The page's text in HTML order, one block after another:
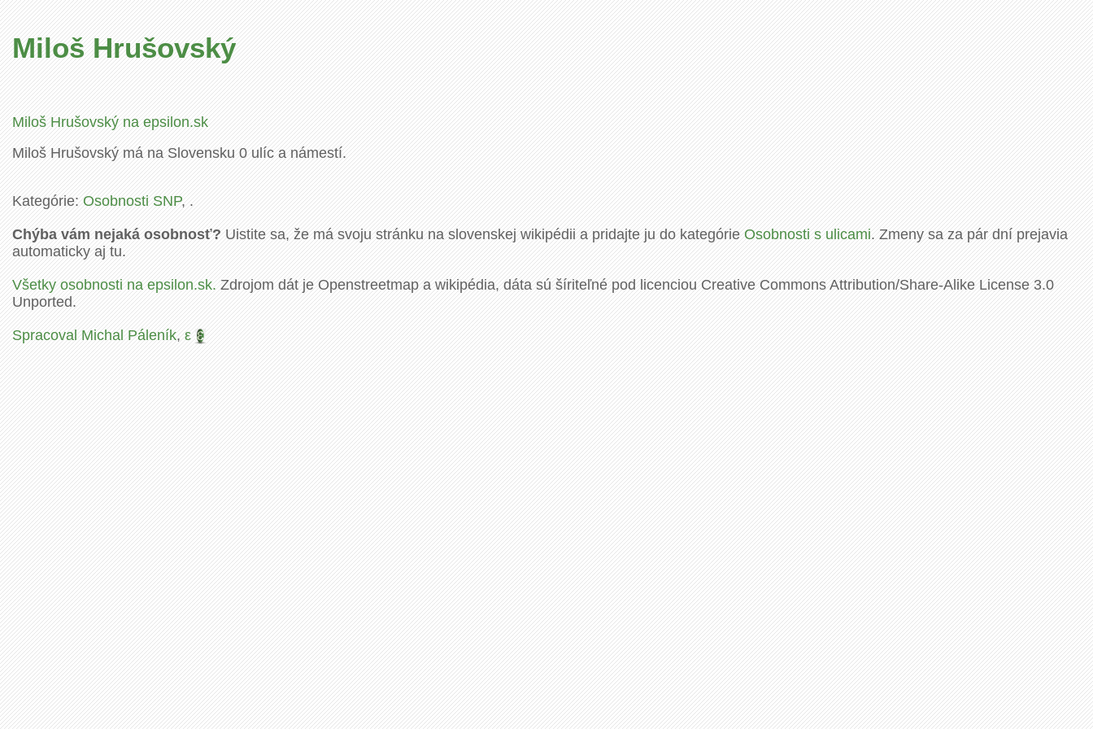
Miloš Hrušovský
Miloš Hrušovský na epsilon.sk
Miloš Hrušovský má na Slovensku 0 ulíc a námestí.
Kategórie:Osobnosti SNP, .
Chýba vám nejaká osobnosť?Uistite sa, že má svoju stránku na slovenskej wikipédii a pridajte ju do kategórieOsobnosti s ulicami. Zmeny sa za pár dní prejavia
automaticky aj tu.
Všetky osobnosti na epsilon.sk.Zdrojom dát je Openstreetmap a wikipédia, dáta sú šíriteľné pod licenciou Creative Commons Attribution/Share-Alike License 3.0
Unported.
Spracoval Michal Páleník,ε